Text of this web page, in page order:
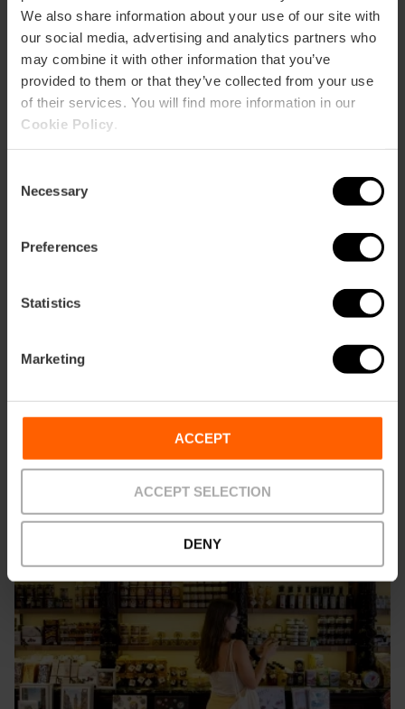
We also share information about your use of our site with
our social media, advertising and analytics partners who
may combine it with other information that you’ve
provided to them or that they’ve collected from your use
of their services. You will find more information in our
Cookie Policy
Selection
Necessary
Preferences
Statistics
Marketing
ACCEPT
ACCEPT SELECTION
DENY
Recorre els barris de la ciutat i descobrix la seua oferta: des
de les tendes bohèmies de Russafa fins als comerços
boutiques del carrer de la Pau, que t'esperen amb firmes
prestigioses en u
Veure més
Què Comprar a València